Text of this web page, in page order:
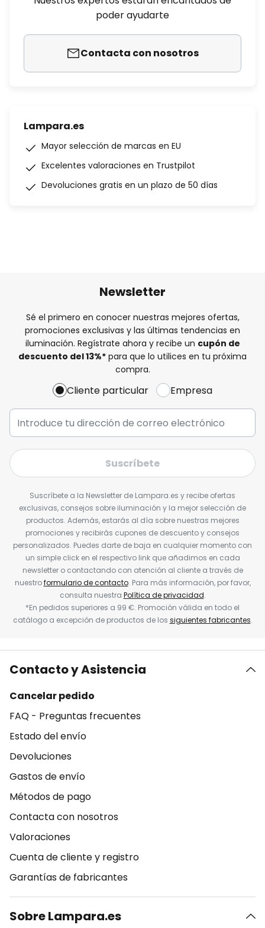
poder ayudarte
Contacta con nosotros
Lampara.es
Mayor selección de marcas en EU
Excelentes valoraciones en Trustpilot
Devoluciones gratis en un plazo de 50 días
Newsletter
Sé el primero en conocer nuestras mejores ofertas,
promociones exclusivas y las últimas tendencias en
iluminación. Regístrate ahora y recibe un cupón de
descuento del13%* para que lo utilices en tu próxima
compra.
Cliente particular Empresa
Suscríbete
Suscríbete a la Newsletter de Lampara.es y recibe ofertas
exclusivas, consejos sobre iluminación y la mejor selección de
productos. Además, estarás al día sobre nuestras mejores
promociones y recibirás cupones de descuento y consejos
personalizados. Puedes darte de baja en cualquier momento con
un simple click en el respectivo link que añadimos en cada
newsletter o contactando con atención al cliente a través de
nuestroformulario de contacto. Para más información, por favor,
consulta nuestra Política de privacidad.
*En pedidos superiores a 99 €. Promoción válida en todo el
catálogo a excepción de productos de los siguientes fabricantes.
Contacto y Asistencia
Cancelar pedido
FAQ - Preguntas frecuentes
Estado del envío
Devoluciones
Gastos de envío
Métodos de pago
Contacta con nosotros
Valoraciones
Cuenta de cliente y registro
Garantías de fabricantes
Sobre Lampara.es